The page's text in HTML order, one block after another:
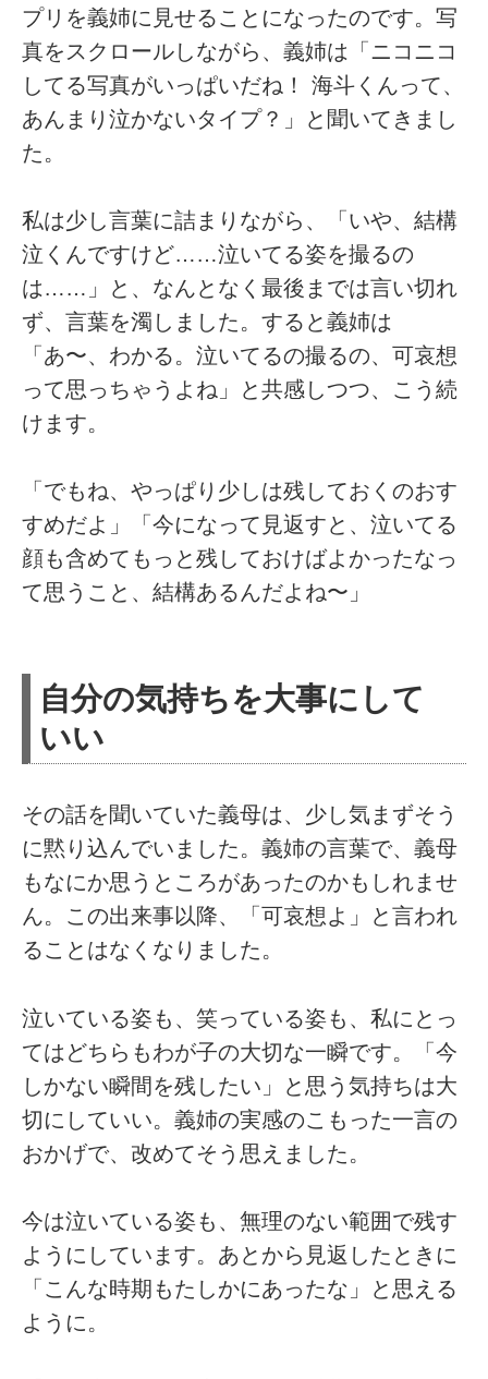
プリを義姉に見せることになったのです。写
真をスクロールしながら、義姉は「ニコニコ
してる写真がいっぱいだね！ 海斗くんって、
あんまり泣かないタイプ？」と聞いてきまし
た。
私は少し言葉に詰まりながら、「いや、結構
泣くんですけど……泣いてる姿を撮るの
は……」と、なんとなく最後までは言い切れ
ず、言葉を濁しました。すると義姉は
「あ〜、わかる。泣いてるの撮るの、可哀想
って思っちゃうよね」と共感しつつ、こう続
けます。
「でもね、やっぱり少しは残しておくのおす
すめだよ」「今になって見返すと、泣いてる
顔も含めてもっと残しておけばよかったなっ
て思うこと、結構あるんだよね〜」
自分の気持ちを大事にして
いい
その話を聞いていた義母は、少し気まずそう
に黙り込んでいました。義姉の言葉で、義母
もなにか思うところがあったのかもしれませ
ん。この出来事以降、「可哀想よ」と言われ
ることはなくなりました。
泣いている姿も、笑っている姿も、私にとっ
てはどちらもわが子の大切な一瞬です。「今
しかない瞬間を残したい」と思う気持ちは大
切にしていい。義姉の実感のこもった一言の
おかげで、改めてそう思えました。
今は泣いている姿も、無理のない範囲で残す
ようにしています。あとから見返したときに
「こんな時期もたしかにあったな」と思える
ように。